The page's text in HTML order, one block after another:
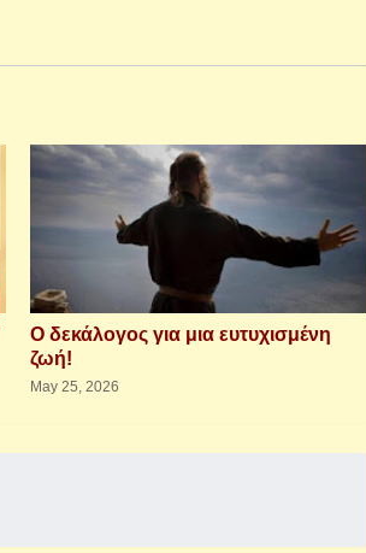
Ο δεκάλογος για μια ευτυχισμένη
ζωή!
May 25, 2026